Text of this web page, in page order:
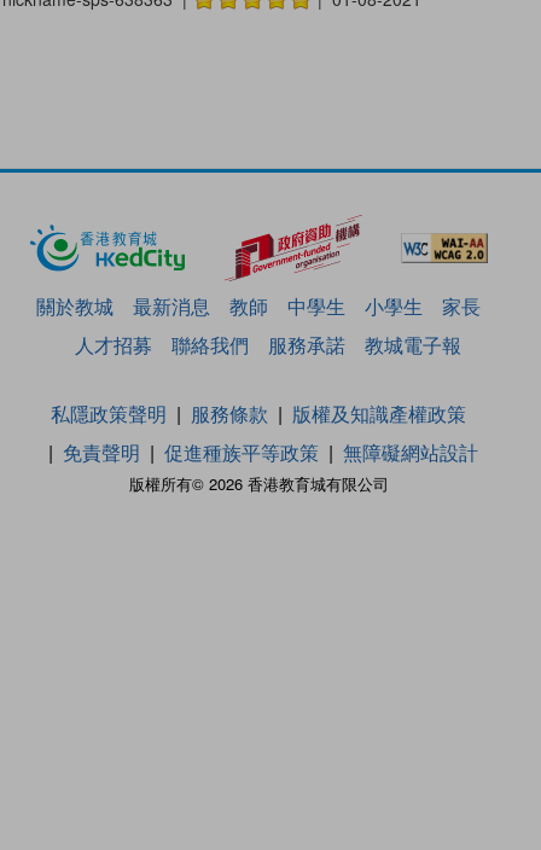
關於教城 最新消息 教師 中學生 小學生
家長
人才招募
聯絡我們 服務承諾 教城電子報
版權所有© 2026 香港教育城有限公司
私隱政策聲明 服務條款
版權及知識產權政策
免責聲明
促進種族平等政策 無障礙網站設計